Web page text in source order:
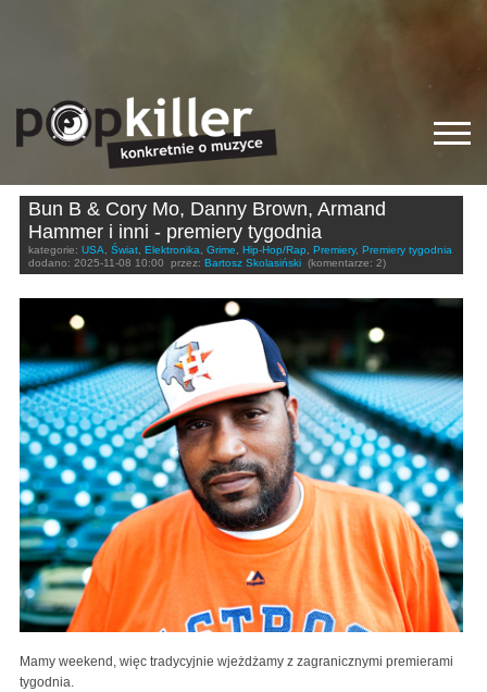
Bun B & Cory Mo, Danny Brown, Armand
Hammer i inni - premiery tygodnia
kategorie: USA, Świat, Elektronika, Grime, Hip-Hop/Rap, Premiery, Premiery tygodnia
dodano: 2025-11-08 10:00 przez: Bartosz Skolasiński (komentarze: 2)
Mamy weekend, więc tradycyjnie wjeżdżamy z zagranicznymi premierami
tygodnia.